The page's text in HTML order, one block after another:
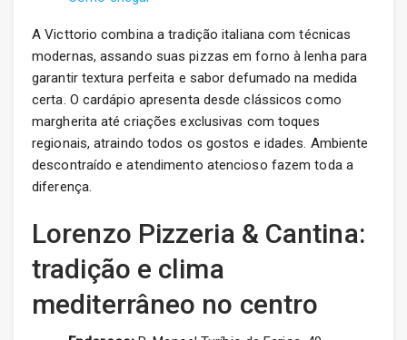
A Victtorio combina a tradição italiana com técnicas
modernas, assando suas pizzas em forno à lenha para
garantir textura perfeita e sabor defumado na medida
certa. O cardápio apresenta desde clássicos como
margherita até criações exclusivas com toques
regionais, atraindo todos os gostos e idades. Ambiente
descontraído e atendimento atencioso fazem toda a
diferença.
Lorenzo Pizzeria & Cantina:
tradição e clima
mediterrâneo no centro